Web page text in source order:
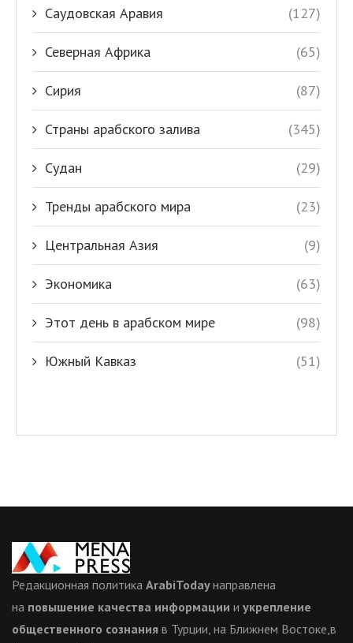
Саудовская Аравия (127)
Северная Африка (65)
Сирия (87)
Страны арабского залива (345)
Судан (29)
Тренды арабского мира (23)
Центральная Азия (9)
Экономика (63)
Этот день в арабском мире (98)
Южный Кавказ (51)
Редакционная политика ArabiTodayнаправлена
на повышение качества информации и укрепление
общественного сознания в Турции, на Ближнем Востоке,в